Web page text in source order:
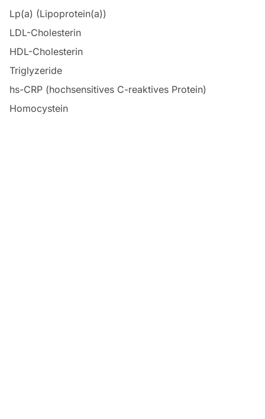
Lp(a) (Lipoprotein(a))
LDL-Cholesterin
HDL-Cholesterin
Triglyzeride
hs-CRP (hochsensitives C-reaktives Protein)
Homocystein